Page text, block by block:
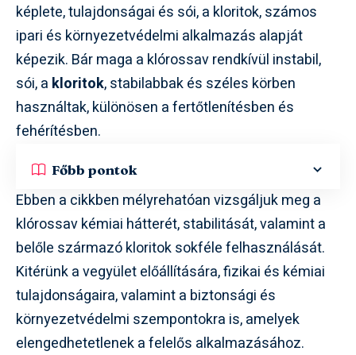
képlete, tulajdonságai és sói, a kloritok, számos
ipari és környezetvédelmi alkalmazás alapját
képezik. Bár maga a klórossav rendkívül instabil,
sói, a kloritok, stabilabbak és széles körben
használtak, különösen a fertőtlenítésben és
fehérítésben.
Főbb pontok
Ebben a cikkben mélyrehatóan vizsgáljuk meg a
klórossav kémiai hátterét, stabilitását, valamint a
belőle származó kloritok sokféle felhasználását.
Kitérünk a vegyület előállítására, fizikai és kémiai
tulajdonságaira, valamint a biztonsági és
környezetvédelmi szempontokra is, amelyek
elengedhetetlenek a felelős alkalmazásához.